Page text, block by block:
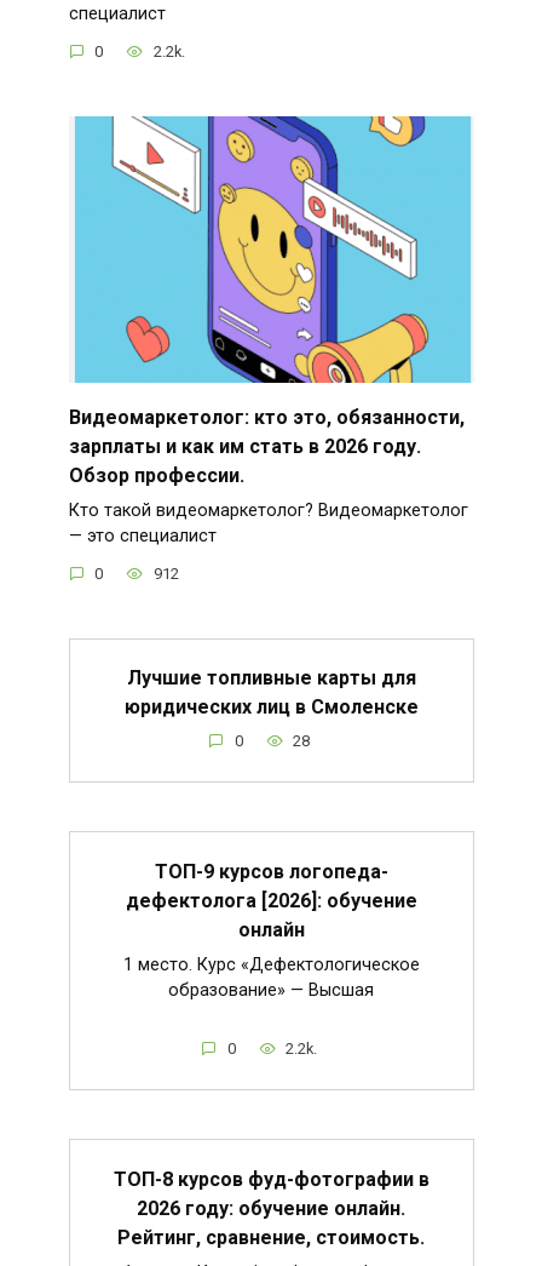
специалист
0 2.2k.
Видеомаркетолог: кто это, обязанности,
зарплаты и как им стать в 2026 году.
Обзор профессии.
Кто такой видеомаркетолог? Видеомаркетолог
— это специалист
0 912
Лучшие топливные карты для
юридических лиц в Смоленске
0 28
ТОП-9 курсов логопеда-
дефектолога [2026]: обучение
онлайн
1 место. Курс «Дефектологическое
образование» — Высшая
0 2.2k.
ТОП-8 курсов фуд-фотографии в
2026 году: обучение онлайн.
Рейтинг, сравнение, стоимость.